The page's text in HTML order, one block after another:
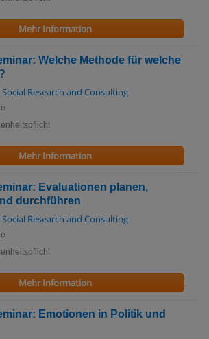
Mehr Information
Welche Methode für welche
Research and Consulting
Mehr Information
Evaluationen planen,
durchführen
Research and Consulting
Mehr Information
Emotionen in Politik und